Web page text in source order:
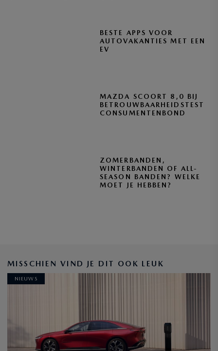
BESTE APPS VOOR
AUTOVAKANTIES MET EEN
EV
MAZDA SCOORT 8,0 BIJ
BETROUWBAARHEIDSTEST
CONSUMENTENBOND
ZOMERBANDEN,
WINTERBANDEN OF ALL-
SEASON BANDEN? WELKE
MOET JE HEBBEN?
MISSCHIEN VIND JE DIT OOK LEUK
NIEUWS